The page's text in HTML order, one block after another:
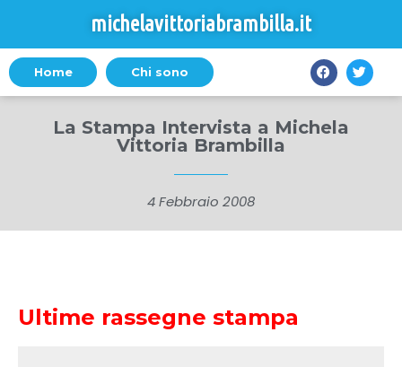
michelavittoriabrambilla.it
Home Chi sono
La Stampa Intervista a Michela
Vittoria Brambilla
4 Febbraio 2008
Ultime rassegne stampa